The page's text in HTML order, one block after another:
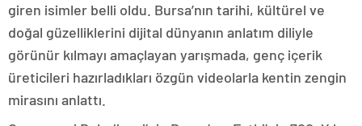
giren isimler belli oldu. Bursa’nın tarihi, kültürel ve
doğal güzelliklerini dijital dünyanın anlatım diliyle
görünür kılmayı amaçlayan yarışmada, genç içerik
üreticileri hazırladıkları özgün videolarla kentin zengin
mirasını anlattı.